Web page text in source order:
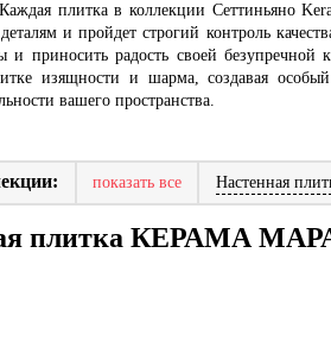
плитка в коллекции Сеттиньяно
и пройдет строгий контроль
и приносить радость своей безупречной
изящности и шарма, создавая
вашего пространства.
показать все Настенная
плитка КЕРАМА